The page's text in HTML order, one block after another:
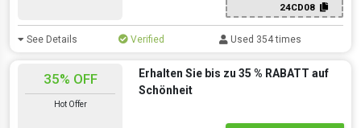
24CD08
See Details Verified Used 354 times
35% OFF
Hot Offer
Erhalten Sie bis zu 35 % RABATT auf
Schönheit